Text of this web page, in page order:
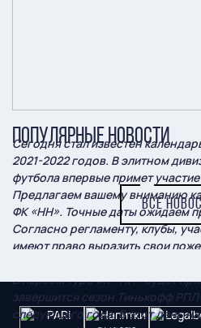
Сегодня стал известен
2021-2022 годов. В элитном
футбола впервые примет
Предлагаем вашему вниманию
ФК «НН». Точные даты ожидаем
Согласно регламенту, клубы,
имеют право выразить свои
В первом туреФК «НН»будет
завершится сезон Тинькофф
следующего года. В этот день
ПОПУЛЯРНЫЕ НОВОСТИ
ВСЕ